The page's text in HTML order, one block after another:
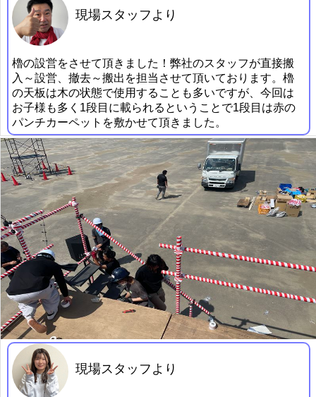
現場スタッフより
櫓の設営をさせて頂きました！弊社のスタッフが直接搬
入～設営、撤去～搬出を担当させて頂いております。櫓
の天板は木の状態で使用することも多いですが、今回は
お子様も多く1段目に載られるということで1段目は赤の
パンチカーペットを敷かせて頂きました。
現場スタッフより